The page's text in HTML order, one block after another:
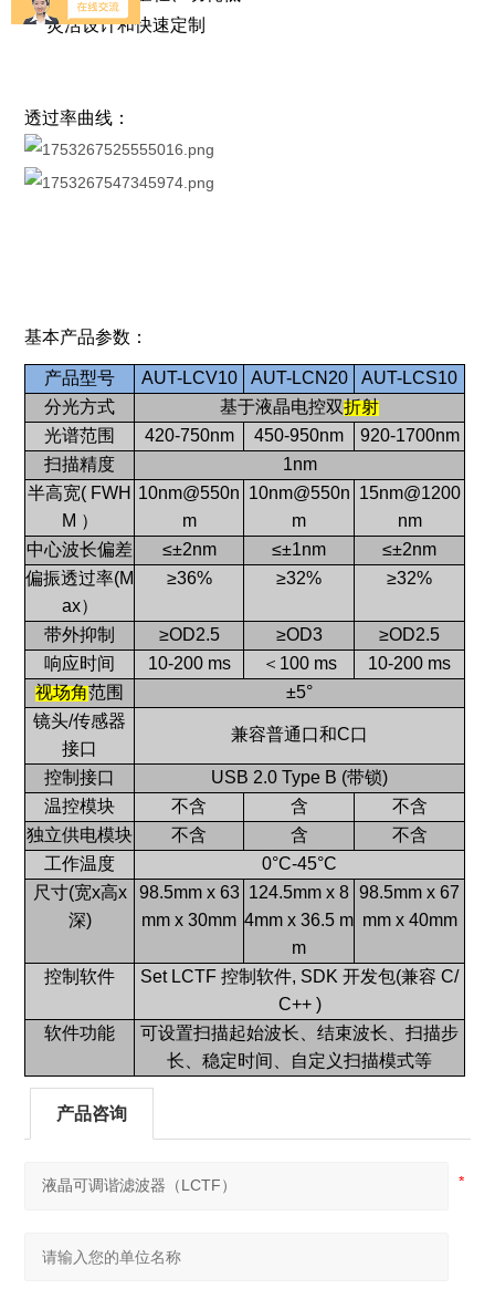
灵活设计和快速定制
透过率曲线：
基本产品参数：
产品型号 AUT-LCV10 AUT-LCN20
AUT-LCS10
分光方式
基于液晶电控双折射
光谱范围
420-750nm 450-950nm
920-1700nm
扫描精度
1nm
半高宽( FWH
M ）
10nm@550n
m
10nm@550n
m
15nm@1200
nm
中心波长偏差
≤±2nm ≤±1nm
≤±2nm
偏振透过率(M
ax）
≥36% ≥32% ≥32%
带外抑制 ≥OD2.5 ≥OD3
≥OD2.5
响应时间
10-200 ms ＜100 ms
10-200 ms
视场角范围
±5°
镜头/传感器
接口
兼容普通口和C口
控制接口
USB 2.0 Type B (带锁)
温控模块
不含 含
不含
独立供电模块
不含 含
不含
工作温度
0°C-45°C
尺寸(宽x高x
深)
98.5mm x 63
mm x 30mm
124.5mm x 8
4mm x 36.5 m
m
98.5mm x 67
mm x 40mm
控制软件
Set LCTF 控制软件, SDK 开发包(兼容 C/
C++ )
软件功能
可设置扫描起始波长、结束波长、扫描步
长、稳定时间、自定义扫描模式等
产品咨询